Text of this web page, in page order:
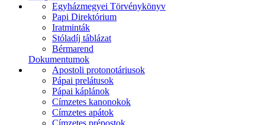
Egyházmegyei Törvénykönyv
Papi Direktórium
Iratminták
Stóladíj táblázat
Bérmarend
Dokumentumok
Apostoli protonotáriusok
Pápai prelátusok
Pápai káplánok
Címzetes kanonokok
Címzetes apátok
Címzetes prépostok